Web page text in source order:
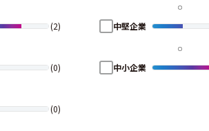
(2)
(0)
(0)
中堅企業
中小企業